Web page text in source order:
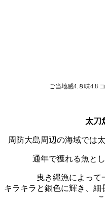
ご当地感4.８味4.8
太刀
周防大島周辺の海域では
通年で獲れる魚と
曳き縄漁によって
キラキラと銀色に輝き、細